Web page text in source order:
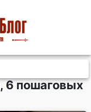
6 пошаговых